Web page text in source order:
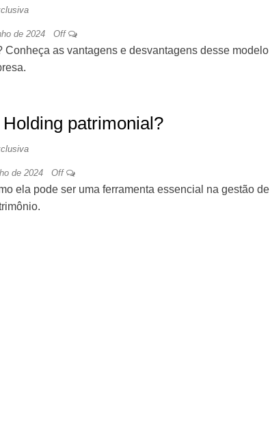
de 2024 Off
as vantagens e desvantagens desse modelo
patrimonial?
de 2024 Off
ela pode ser uma ferramenta essencial na gestão de